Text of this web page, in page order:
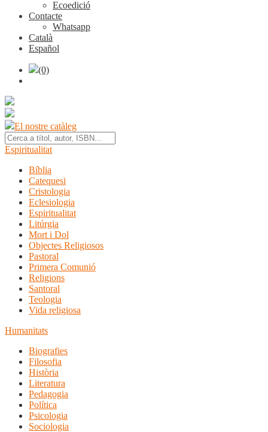
Ecoedició
Contacte
Whatsapp
Català
Español
(0)
El nostre catàleg
Espiritualitat
Bíblia
Catequesi
Cristologia
Eclesiologia
Espiritualitat
Litúrgia
Mort i Dol
Objectes Religiosos
Pastoral
Primera Comunió
Religions
Santoral
Teologia
Vida religiosa
Humanitats
Biografies
Filosofia
Història
Literatura
Pedagogia
Política
Psicologia
Sociologia